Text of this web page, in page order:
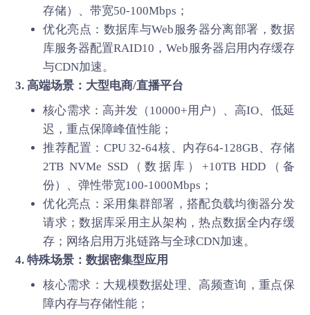
存储）、带宽50-100Mbps；
优化亮点：数据库与Web服务器分离部署，数据
库服务器配置RAID10，Web服务器启用内存缓存
与CDN加速。
3. 高端场景：大型电商/直播平台
核心需求：高并发（10000+用户）、高IO、低延
迟，重点保障峰值性能；
推荐配置：CPU 32-64核、内存64-128GB、存储
2TB NVMe SSD（数据库）+10TB HDD（备
份）、弹性带宽100-1000Mbps；
优化亮点：采用集群部署，搭配负载均衡器分发
请求；数据库采用主从架构，热点数据全内存缓
存；网络启用万兆链路与全球CDN加速。
4. 特殊场景：数据密集型应用
核心需求：大规模数据处理、高频查询，重点保
障内存与存储性能；